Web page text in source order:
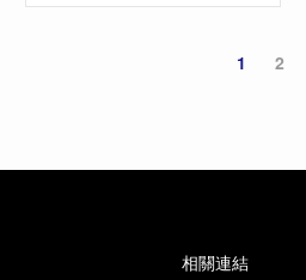
1 2
相關連結